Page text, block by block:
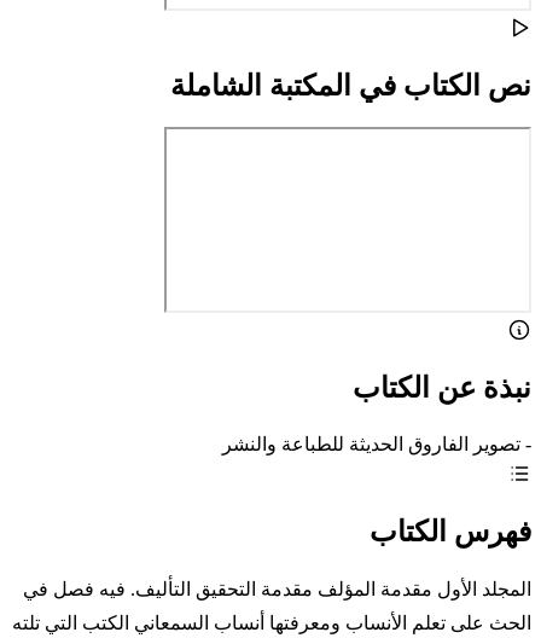
نص الكتاب في المكتبة الشاملة
نبذة عن الكتاب
- تصوير الفاروق الحديثة للطباعة والنشر
فهرس الكتاب
المجلد الأول مقدمة المؤلف مقدمة التحقيق التأليف. فيه فصل في
الحث على تعلم الأنساب ومعرفتها أنساب السمعاني الكتب التي تلته